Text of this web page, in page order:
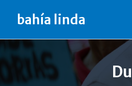
bahía linda